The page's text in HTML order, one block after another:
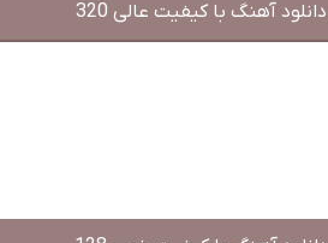
دانلود آهنگ با کیفیت عالی 320